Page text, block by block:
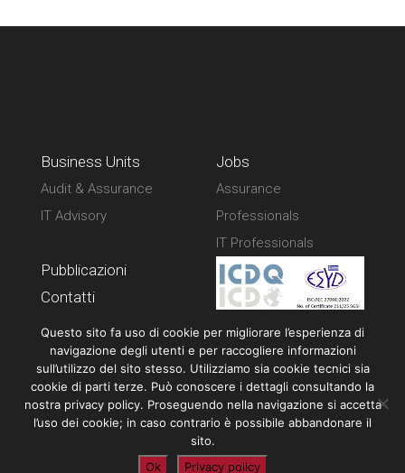
Business Units
Audit & Assurance
IT Advisory
Jobs
Assurance
Professionals
IT Professionals
Pubblicazioni
Contatti
Privacy policy
CF 01629760545
Questo sito fa uso di cookie per migliorare l’esperienza di
navigazione degli utenti e per raccogliere informazioni
sull’utilizzo del sito stesso. Utilizziamo sia cookie tecnici sia
cookie di parti terze. Può conoscere i dettagli consultando la
nostra privacy policy. Proseguendo nella navigazione si accetta
l’uso dei cookie; in caso contrario è possibile abbandonare il
sito.
Ok
Privacy policy